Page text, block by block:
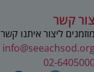
צור קשר
מוזמנים ליצור איתנו קשר
02-